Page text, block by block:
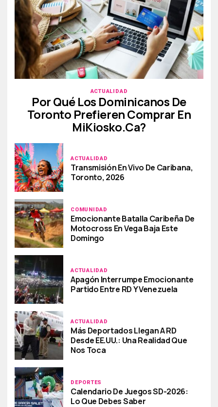
ACTUALIDAD
Por Qué Los Dominicanos De
Toronto Prefieren Comprar En
MiKiosko.ca?
ACTUALIDAD
Transmisión En Vivo De Caribana,
Toronto, 2026
COMUNIDAD
Emocionante Batalla Caribeña De
Motocross En Vega Baja Este
Domingo
ACTUALIDAD
Apagón Interrumpe Emocionante
Partido Entre RD Y Venezuela
ACTUALIDAD
Más Deportados Llegan A RD
Desde EE.UU.: Una Realidad Que
Nos Toca
DEPORTES
Calendario De Juegos SD-2026:
Lo Que Debes Saber